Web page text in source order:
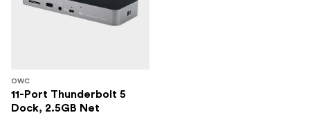
OWC
11-Port Thunderbolt 5
Dock, 2.5GB Net